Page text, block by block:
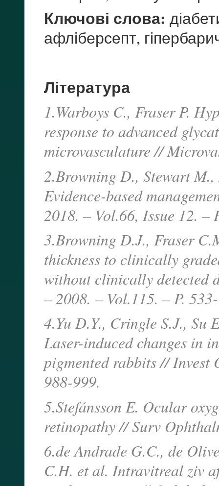
Ключові слова:
афліберсепт,
Література
1.Warboys C., Fraser P.
response to advanced
microvasculature //
2.Browning D., Stewart
Evidence-based
2018. – Vol.66, Issue 12. –
3.Browning D.J., Fraser
thickness to clinically
without clinically detected
– 2008. – Vol.115. – P.
4.Yu D.Y., Cringle S.J., Su
Laser-induced changes in
pigmented rabbits // Invest
988-999.
5.Stefánsson E. Ocular
retinopathy // Surv
6.de Andrade G.C., de
C.H. et al. Intravitreal ziv